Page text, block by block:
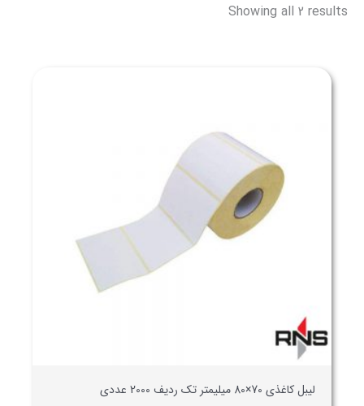
Showing all 2 results
لیبل کاغذی 70×80 میلیمتر تک ردیف 2000 عددی